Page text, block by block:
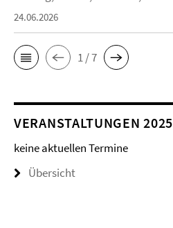
24.06.2026
1 / 7
VERANSTALTUNGEN 2025
keine aktuellen Termine
Übersicht